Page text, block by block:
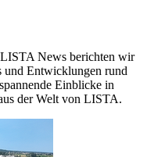
News berichten wir
und Entwicklungen rund
Einblicke in
der Welt von LISTA.